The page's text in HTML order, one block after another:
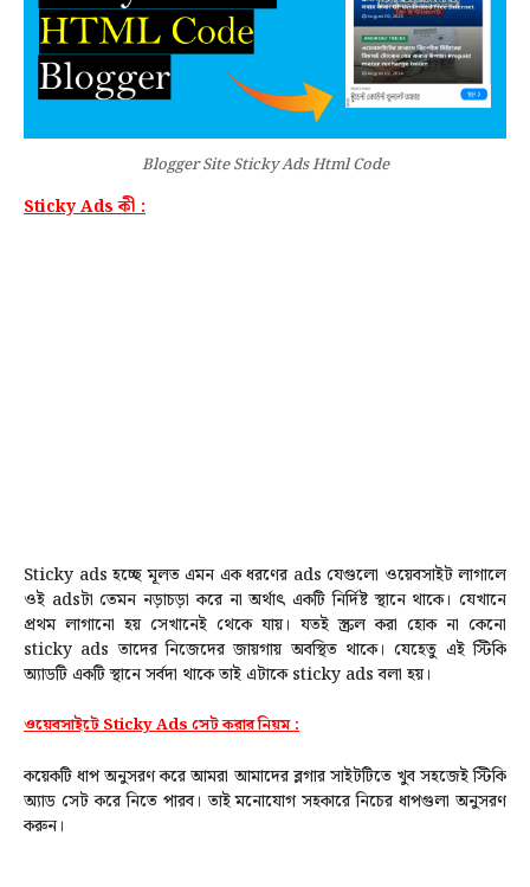
Blogger Site Sticky Ads Html Code
Sticky Ads কী :
Sticky ads হচ্ছে মূলত এমন এক ধরণের ads যেগুলো ওয়েবসাইট লাগালে
ওই adsটা তেমন নড়াচড়া করে না অর্থাৎ একটি নির্দিষ্ট স্থানে থাকে। যেখানে
প্রথম লাগানো হয় সেখানেই থেকে যায়। যতই স্ক্রল করা হোক না কেনো
sticky ads তাদের নিজেদের জায়গায় অবস্থিত থাকে। যেহেতু এই স্টিকি
অ্যাডটি একটি স্থানে সর্বদা থাকে তাই এটাকে sticky ads বলা হয়।
ওয়েবসাইটে Sticky Ads সেট করার নিয়ম :
কয়েকটি ধাপ অনুসরণ করে আমরা আমাদের ব্লগার সাইটটিতে খুব সহজেই স্টিকি
অ্যাড সেট করে নিতে পারব। তাই মনোযোগ সহকারে নিচের ধাপগুলা অনুসরণ
করুন।